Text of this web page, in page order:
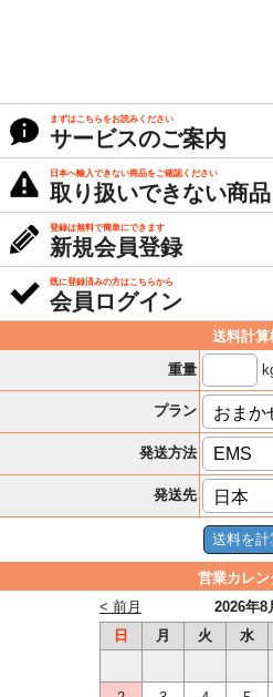
まずはこちらをお読みください
サービスのご案内
日本へ輸入できない商品をご確認ください
取り扱いできない商品
登録は無料で簡単にできます
新規会員登録
既に登録済みの方はこちらから
会員ログイン
送料計算
重量
プラン
発送方法
発送先
営業カレン
2026年8
< 前月
日
月 火 水